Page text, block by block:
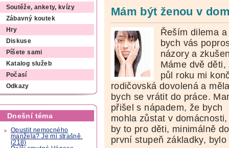
Soutěže, ankety, kvízy
Zábavný koutek
Hry
Diskuse
Píšete sami
Katalog služeb
Počasí
Odkazy
Dnešní téma
Opustit nemocného
manžela? Je mi strašně.
(218)
Mám být ženou v
Řeším dilema
bych vás
názory a
Máme dvě děti,
půl roku mi
rodičovská dovolená a
bych se vrátit do práce.
přišel s nápadem, že bych
mohla zůstat v
by to pro děti, minimálně
první stupeň základky, bylo